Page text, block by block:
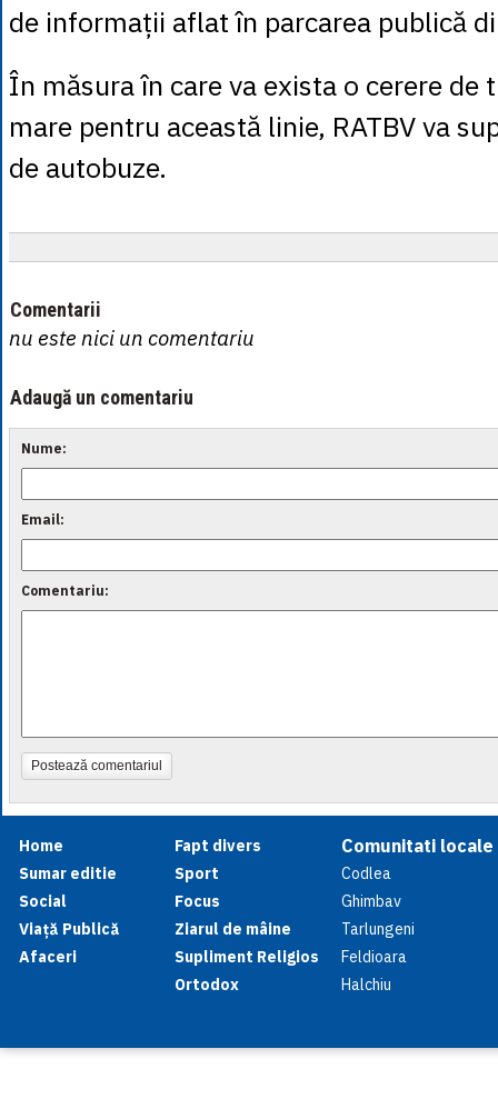
de informații aflat în parcarea publică
În măsura în care va exista o cerere de
mare pentru această linie, RATBV va
de autobuze.
Comentarii
nu este nici un comentariu
Adaugă un comentariu
Nume:
Email:
Comentariu:
Postează comentariul
Home
Sumar editie
Social
Viață Publică
Afaceri
Fapt divers
Sport
Focus
Ziarul de mâine
Supliment Religios
Ortodox
Comunitati locale
Codlea
Ghimbav
Tarlungeni
Feldioara
Halchiu